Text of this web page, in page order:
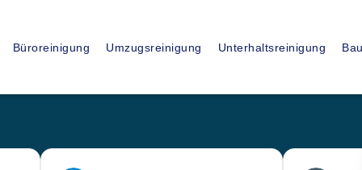
Büroreinigung Umzugsreinigung Unterhaltsreinigung
15+